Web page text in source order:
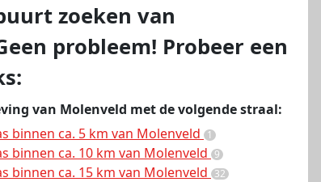
zoeken van
probleem! Probeer een
van Molenveld met de volgende straal:
binnen ca. 5 km van Molenveld 1
binnen ca. 10 km van Molenveld 9
binnen ca. 15 km van Molenveld 32